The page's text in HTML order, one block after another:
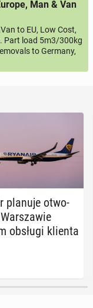
Man & Van
to EU, Low Cost,
Part load 5m3/300kg
to Germany,
planuje otwo­
obsługi klienta